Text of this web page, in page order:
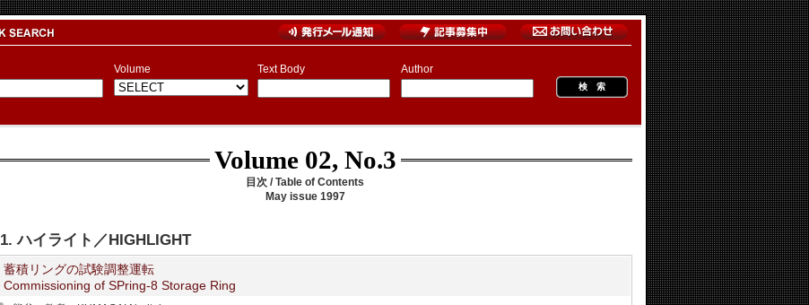
Volume Text Body Author
Volume 02, No.3
目次 / Table of Contents
May issue 1997
1. ハイライト／HIGHLIGHT
蓄積リングの試験調整運転
Commissioning of SPring-8 Storage Ring